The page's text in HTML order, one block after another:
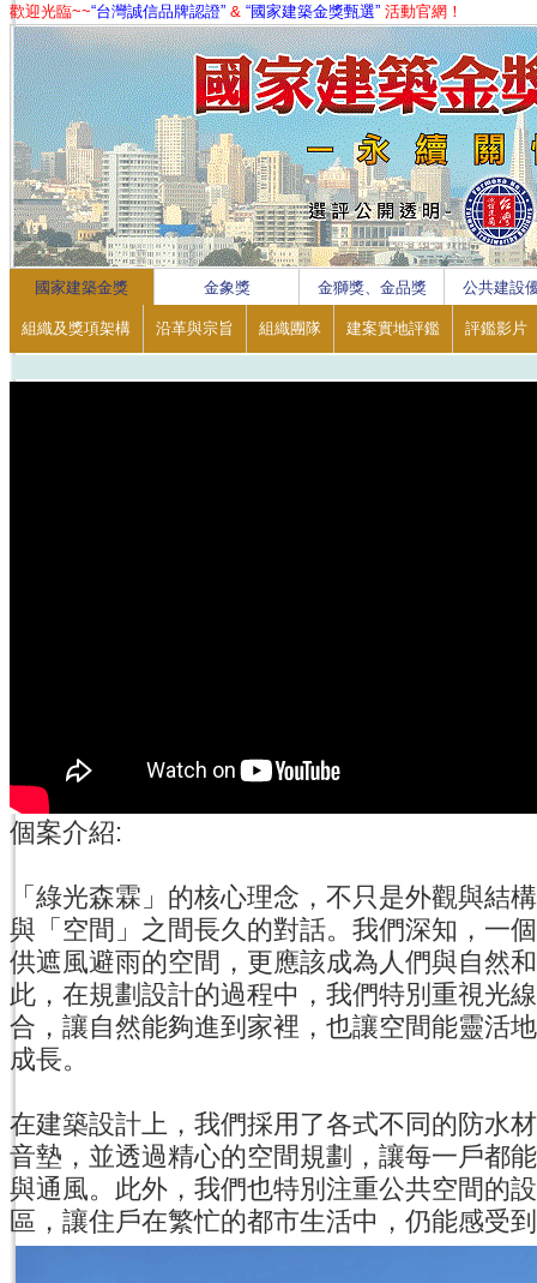
歡迎光臨~~“台灣誠信品牌認證” & “國家建築金獎甄選” 活動官網！
1
2
3
4
國家建築金獎 金象獎 金獅獎、金品獎 公共建設
組織及獎項架構 沿革與宗旨 組織團隊 建案實地評鑑 評鑑影片
個案介紹:
「綠光森霖」的核心理念，不只是外觀與結
與「空間」之間長久的對話。我們深知，一
供遮風避雨的空間，更應該成為人們與自然
此，在規劃設計的過程中，我們特別重視光
合，讓自然能夠進到家裡，也讓空間能靈活
成長。
在建築設計上，我們採用了各式不同的防水
音墊，並透過精心的空間規劃，讓每一戶都
與通風。此外，我們也特別注重公共空間的
區，讓住戶在繁忙的都市生活中，仍能感受